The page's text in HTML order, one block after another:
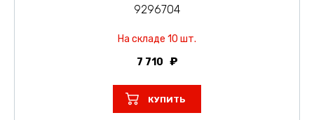
9296704
На складе 10 шт.
7 710
КУПИТЬ